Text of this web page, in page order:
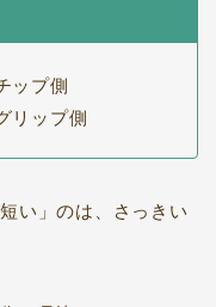
プ側
ップ側
い」のは、さっきい